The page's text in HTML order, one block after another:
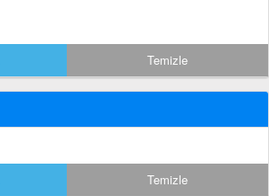
Temizle
Temizle